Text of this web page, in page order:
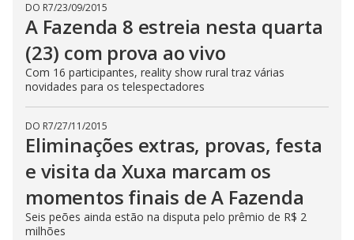
DO R7/23/09/2015
A Fazenda 8 estreia nesta quarta
(23) com prova ao vivo
Com 16 participantes, reality show rural traz várias
novidades para os telespectadores
DO R7/27/11/2015
Eliminações extras, provas, festa
e visita da Xuxa marcam os
momentos finais de A Fazenda
Seis peões ainda estão na disputa pelo prêmio de R$ 2
milhões